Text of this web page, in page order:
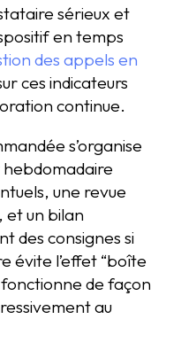
sérieux et
en temps
des appels en
ces indicateurs
continue.
s’organise
une revue
et un bilan
des consignes si
évite l’effet “boîte
fonctionne de façon
au